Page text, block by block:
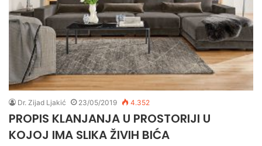
Dr. Zijad Ljakić 23/05/2019 4.352
PROPIS KLANJANJA U PROSTORIJI U
KOJOJ IMA SLIKA ŽIVIH BIĆA